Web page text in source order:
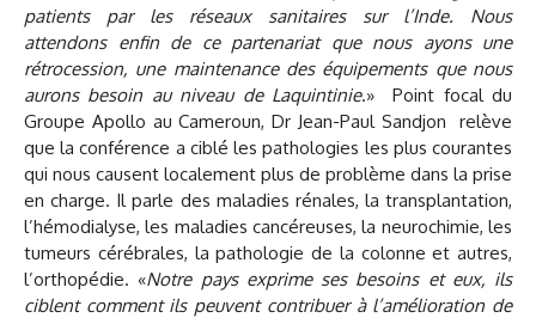
patients par les réseaux sanitaires sur l’Inde. Nous
attendons enfin de ce partenariat que nous ayons une
rétrocession, une maintenance des équipements que nous
aurons besoin au niveau de Laquintinie.» Point focal du
Groupe Apollo au Cameroun, Dr Jean-Paul Sandjon relève
que la conférence a ciblé les pathologies les plus courantes
qui nous causent localement plus de problème dans la prise
en charge. Il parle des maladies rénales, la transplantation,
l’hémodialyse, les maladies cancéreuses, la neurochimie, les
tumeurs cérébrales, la pathologie de la colonne et autres,
l’orthopédie. «Notre pays exprime ses besoins et eux, ils
ciblent comment ils peuvent contribuer à l’amélioration de